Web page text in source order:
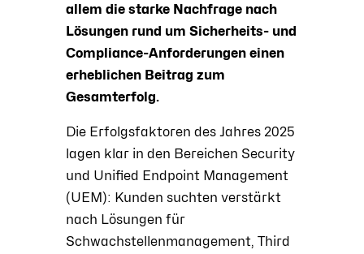
allem die starke Nachfrage nach
Lösungen rund um Sicherheits- und
Compliance-Anforderungen einen
erheblichen Beitrag zum
Gesamterfolg.
Die Erfolgsfaktoren des Jahres 2025
lagen klar in den Bereichen Security
und Unified Endpoint Management
(UEM): Kunden suchten verstärkt
nach Lösungen für
Schwachstellenmanagement, Third